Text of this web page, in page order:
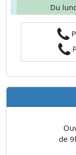
Du
de